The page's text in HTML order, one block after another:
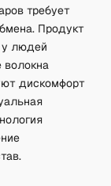
требует
Продукт
у людей
волокна
дискомфорт